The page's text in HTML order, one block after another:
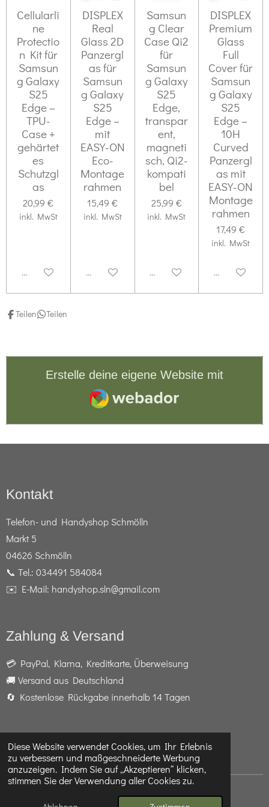
Diese Website verwendet Cookies, um Ihr Erlebnis
zu verbessern und maßgeschneiderte Werbung
anzuzeigen. Indem Sie auf „Akzeptieren“ klicken,
stimmen Sie der Verwendung aller Cookies zu.
s
e
n
d
e
n
Cellularli
ne
Protectio
n Kit für
Samsun
g Galaxy
S25
Edge –
TPU-
Case +
gehärtet
es
Schutzgl
as
20,99 €
inkl. MwSt
Deaktiviert
DISPLEX
Real
Glass 2D
Panzergl
as für
Samsun
g Galaxy
S25
Edge –
mit
EASY-ON
Eco-
Montage
rahmen
15,49 €
inkl. MwSt
Deaktiviert
Samsun
g Clear
Case Qi2
für
Samsun
g Galaxy
S25
Edge,
transpar
ent,
magneti
sch, Qi2-
kompati
bel
25,99 €
inkl. MwSt
Deaktiviert
DISPLEX
Premium
Glass
Full
Cover für
Samsun
g Galaxy
S25
Edge –
10H
Curved
Panzergl
as mit
EASY-ON
Montage
rahmen
17,49 €
inkl. MwSt
Deaktiviert
Teilen Teilen
Erstelle deine eigene Website mit
Webador
Kontakt
Telefon- und Handyshop Schmölln
Markt 5
04626 Schmölln
📞 Tel.: 034491 584084
✉️ E-Mail: handyshop.sln@gmail.com
Zahlung & Versand
💳 PayPal, Klarna, Kreditkarte, Überweisung
🚚 Versand aus Deutschland
🔄 Kostenlose Rückgabe innerhalb 14 Tagen
F
a
c
e
I
n
s
t
a
W
h
a
t
s
© 2024 - 2026 Telefon- und Handyshop Schmölln